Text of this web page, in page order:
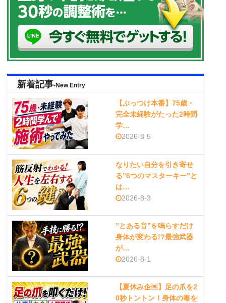
新着記事-New Entry
【ぶっつけ本番】75歳・
完全未経験がたった2時間
学…
2026-8-5
なりたい自分を引き寄せ
る”6つのマスターキー”と
は…
2026-8-3
”とある音”を鳴らすだけ
身体が変わる!?最強武器
が…
2026-8-1
【夏休み企画】足の爪を2
0秒トントン！身体の毒を